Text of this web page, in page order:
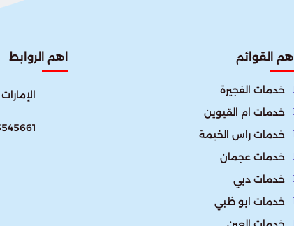
اهم القوائم
خدمات الفجيرة
خدمات ام القيوين
خدمات راس الخيمة
خدمات عجمان
خدمات دبي
خدمات ابو ظبي
اهم الروابط